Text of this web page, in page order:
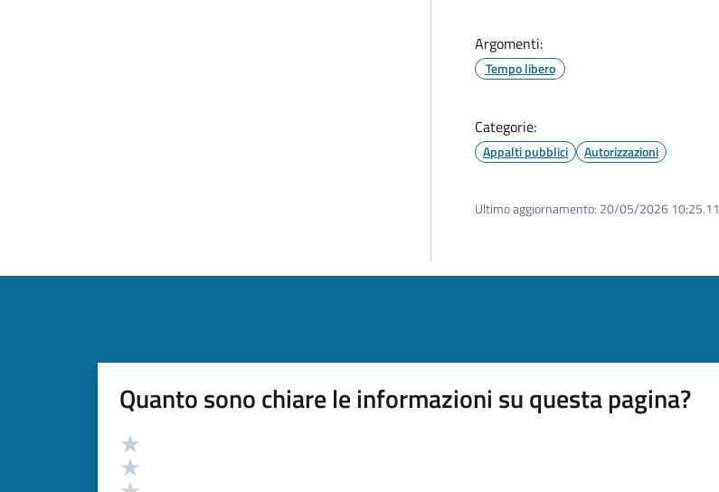
Argomenti:
Tempo libero
Categorie:
Appalti pubblici Autorizzazioni
Ultimo aggiornamento: 20/05/2026 10:25.11
Quanto sono chiare le informazioni su questa pagina?
Valutazione